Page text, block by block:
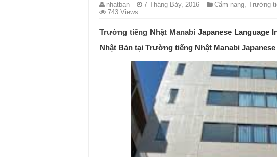
nhatban 7 Tháng Bảy, 2016 Cẩm nang, Trường
743 Views
Trường tiếng Nhật Manabi Japanese Language
Nhật Bản tại Trường tiếng Nhật Manabi